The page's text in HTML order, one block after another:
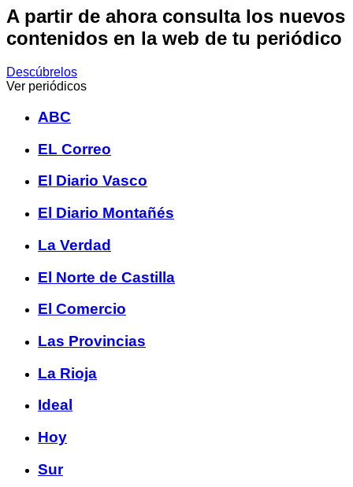
A partir de ahora consulta los nuevos
contenidos en la web de tu periódico
Descúbrelos
Ver periódicos
ABC
EL Correo
El Diario Vasco
El Diario Montañés
La Verdad
El Norte de Castilla
El Comercio
Las Provincias
La Rioja
Ideal
Hoy
Sur